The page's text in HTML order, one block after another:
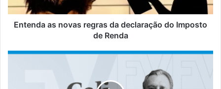
Imposto
de
Renda
Entenda as novas regras da declaração do Imposto
de Renda
#CaliSchäffer